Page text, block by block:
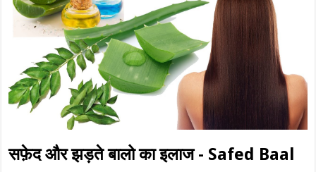
सफ़ेद और झड़ते बालो का इलाज - Safed Baal